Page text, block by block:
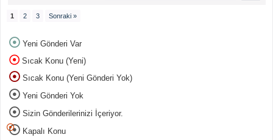
1 2 3 Sonraki »
Yeni Gönderi Var
Sıcak Konu (Yeni)
Sıcak Konu (Yeni Gönderi Yok)
Yeni Gönderi Yok
Sizin Gönderilerinizi İçeriyor.
Kapalı Konu